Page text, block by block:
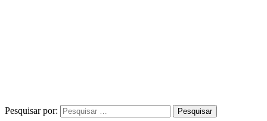
Pesquisar por: